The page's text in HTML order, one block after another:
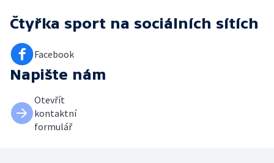
Čtyřka sport na sociálních sítích
Facebook
Napište nám
Otevřít
kontaktní
formulář